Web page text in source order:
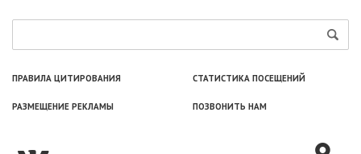
ПРАВИЛА ЦИТИРОВАНИЯ СТАТИСТИКА ПОСЕЩЕНИЙ
РАЗМЕЩЕНИЕ РЕКЛАМЫ ПОЗВОНИТЬ НАМ